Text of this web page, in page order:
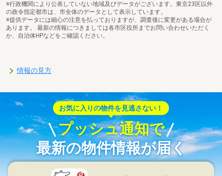
※行政機関により公表していない地域及びデータがございます。東京23区以外
の政令指定都市は、市全体のデータとして表示しています。
※提供データには細心の注意を払っておりますが、調査後に変更がある場合が
あります。 最新の情報につきましては各市区役所までお問い合わせいただく
か、自治体HPなどをご確認ください。
情報の見方
お気に入りの物件を見逃さない！
プッシュ通知で
最新の物件情報が届く